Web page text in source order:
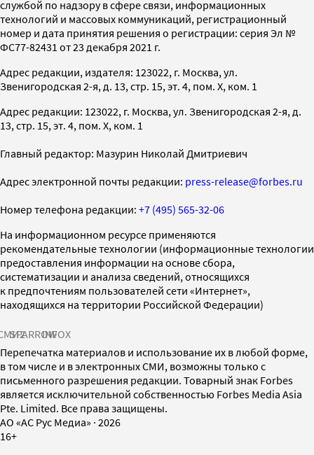
службой по надзору в сфере связи, информационных
технологий и массовых коммуникаций, регистрационный
номер и дата принятия решения о регистрации: серия Эл №
ФС77-82431 от 23 декабря 2021 г.
Адрес редакции, издателя: 123022, г. Москва, ул.
Звенигородская 2-я, д. 13, стр. 15, эт. 4, пом. X, ком. 1
Адрес редакции: 123022, г. Москва, ул. Звенигородская 2-я, д.
13, стр. 15, эт. 4, пом. X, ком. 1
Главный редактор: Мазурин Николай Дмитриевич
Адрес электронной почты редакции: press-release@forbes.ru
Номер телефона редакции: +7 (495) 565-32-06
На информационном ресурсе применяются
рекомендательные технологии (информационные технологии
предоставления информации на основе сбора,
систематизации и анализа сведений, относящихся
к предпочтениям пользователей сети «Интернет»,
находящихся на территории Российской Федерации)
SPARROWINFOX
Перепечатка материалов и использование их в любой форме,
в том числе и в электронных СМИ, возможны только с
письменного разрешения редакции. Товарный знак Forbes
является исключительной собственностью Forbes Media Asia
Pte. Limited. Все права защищены.
AO «АС Рус Медиа» · 2026
16+